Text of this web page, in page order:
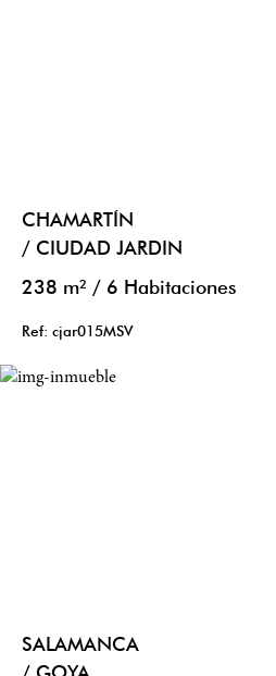
CHAMARTÍN
/ CIUDAD JARDIN
238 m² / 6 Habitaciones
Ref: cjar015MSV
SALAMANCA